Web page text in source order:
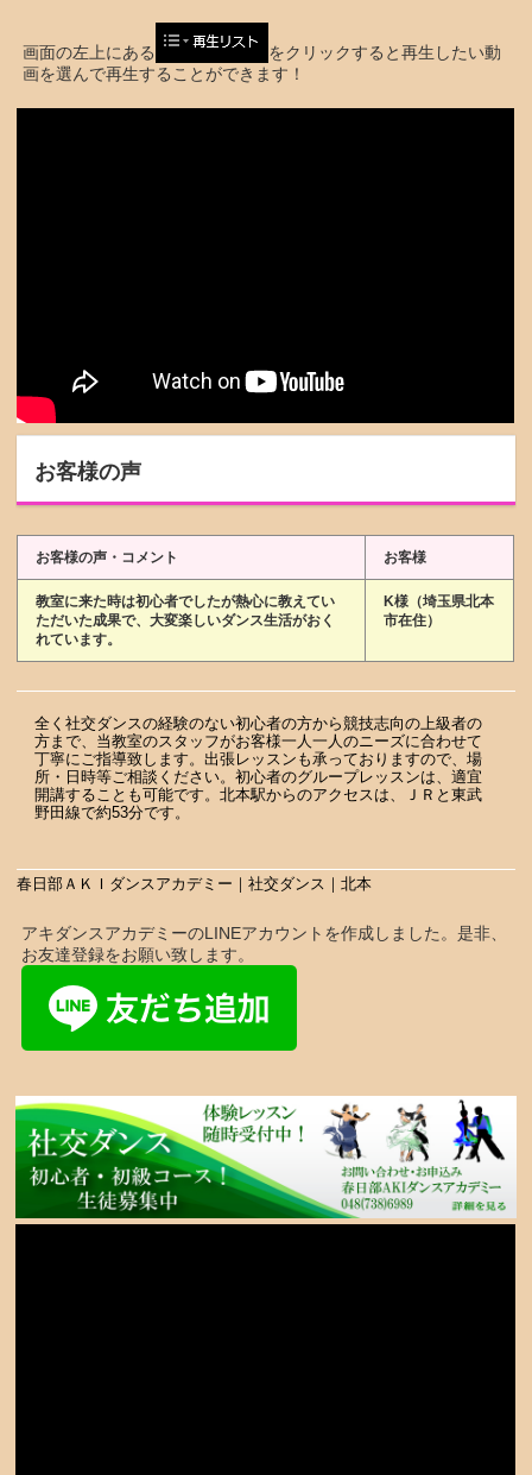
画面の左上にある
をクリックすると再生したい動
画を選んで再生することができます！
お客様の声
お客様の声・コメント お客様
教室に来た時は初心者でしたが熱心に教えてい
ただいた成果で、大変楽しいダンス生活がおく
れています。
K様（埼玉県北本
市在住）
全く社交ダンスの経験のない初心者の方から競技志向の上級者の
方まで、当教室のスタッフがお客様一人一人のニーズに合わせて
丁寧にご指導致します。出張レッスンも承っておりますので、場
所・日時等ご相談ください。初心者のグループレッスンは、適宜
開講することも可能です。北本駅からのアクセスは、ＪＲと東武
野田線で約53分です。
春日部ＡＫＩダンスアカデミー｜社交ダンス｜北本
アキダンスアカデミーのLINEアカウントを作成しました。是非、
お友達登録をお願い致します。